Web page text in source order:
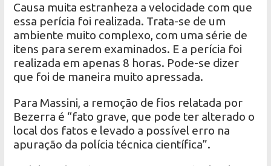
Causa muita estranheza a velocidade com que
essa perícia foi realizada. Trata-se de um
ambiente muito complexo, com uma série de
itens para serem examinados. E a perícia foi
realizada em apenas 8 horas. Pode-se dizer
que foi de maneira muito apressada.
Para Massini, a remoção de fios relatada por
Bezerra é “fato grave, que pode ter alterado o
local dos fatos e levado a possível erro na
apuração da polícia técnica científica”.